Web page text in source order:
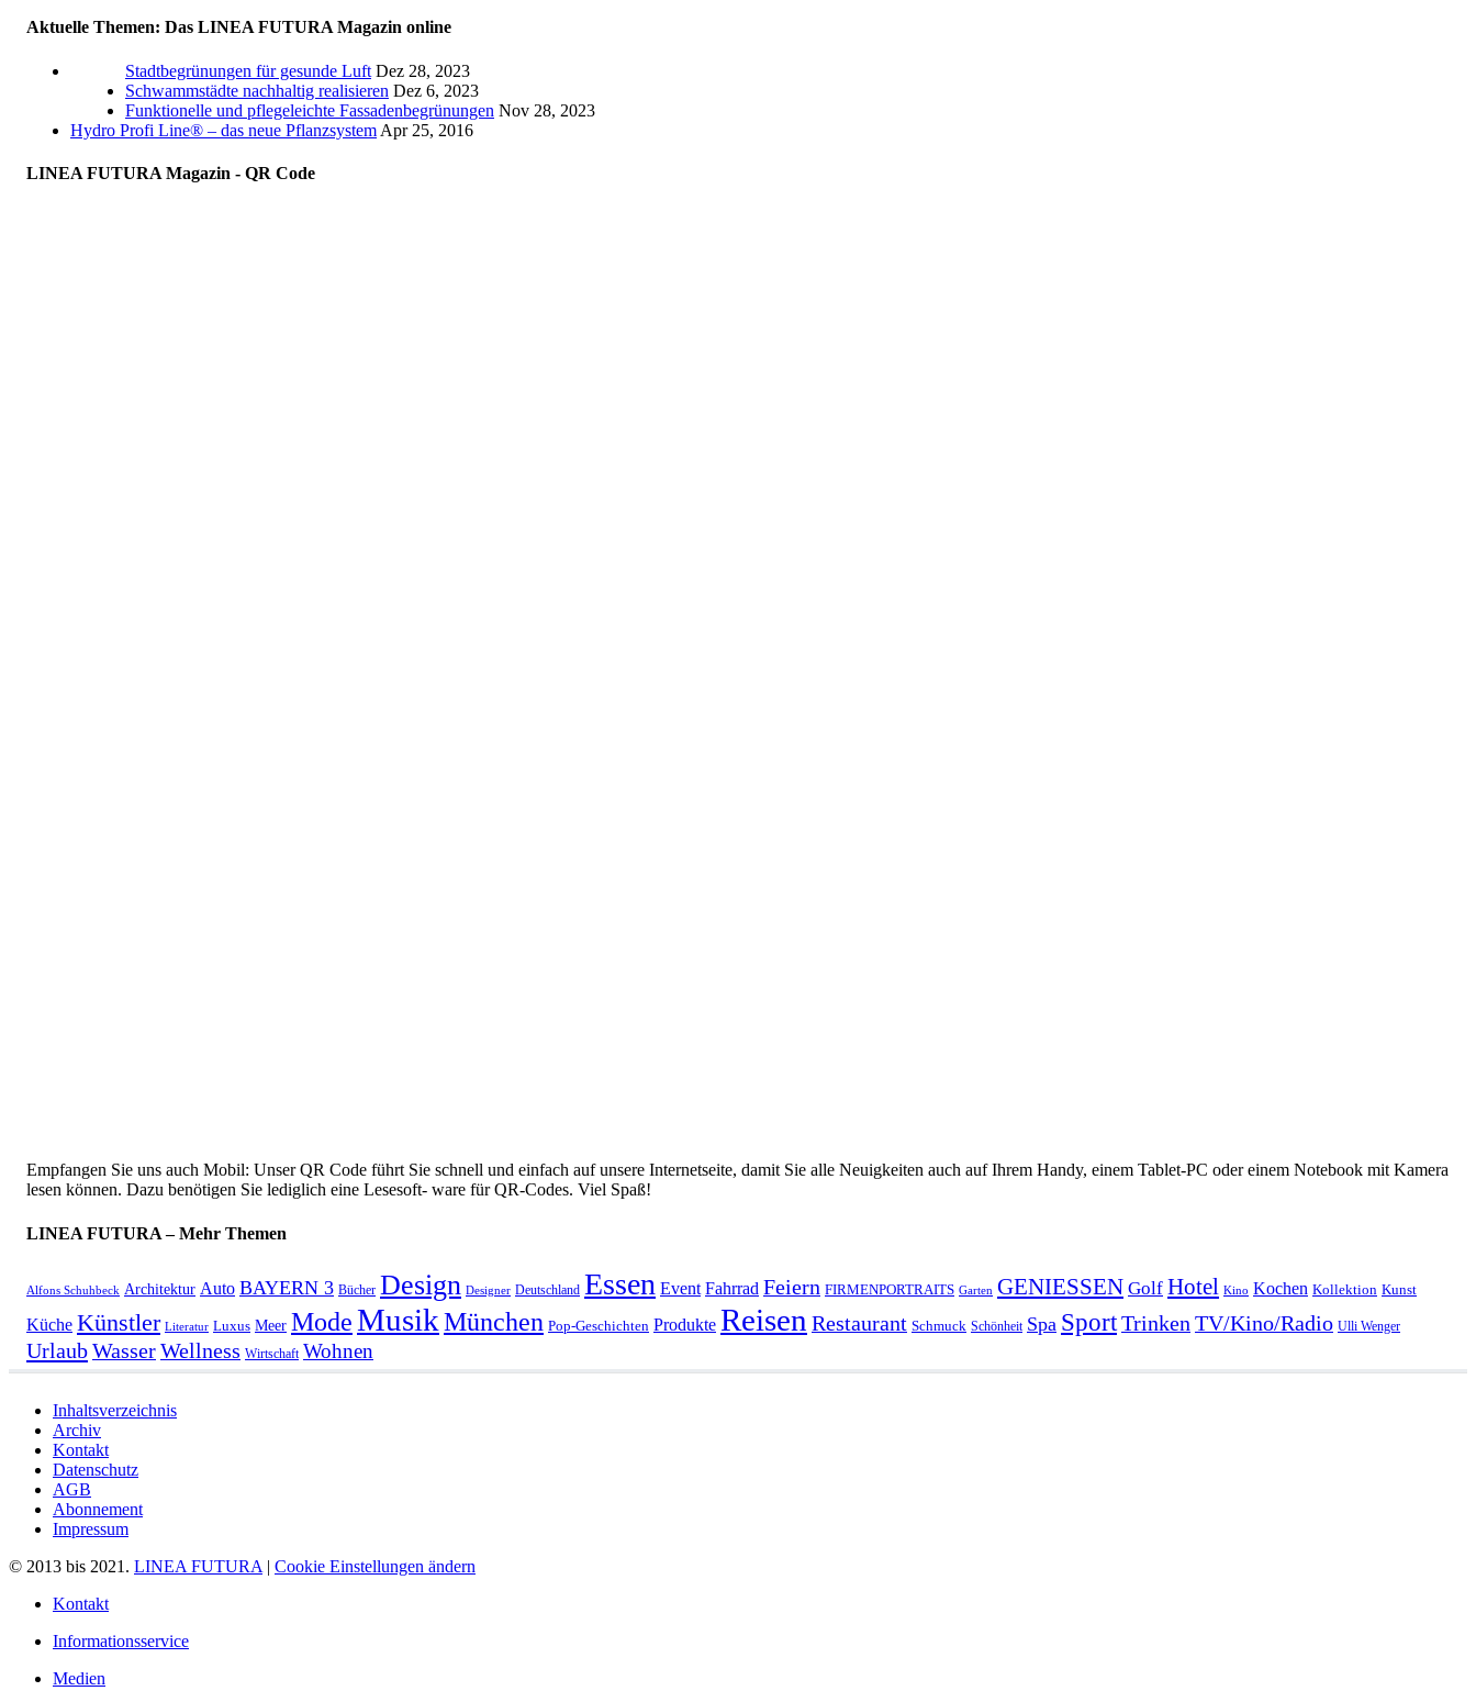
Aktuelle Themen: Das LINEA FUTURA Magazin online
Stadtbegrünungen für gesunde Luft Dez 28, 2023
Schwammstädte nachhaltig realisieren Dez 6, 2023
Funktionelle und pflegeleichte Fassadenbegrünungen Nov 28, 2023
Hydro Profi Line® – das neue Pflanzsystem Apr 25, 2016
LINEA FUTURA Magazin - QR Code
Empfangen Sie uns auch Mobil: Unser QR Code führt Sie schnell und einfach auf unsere Internetseite, damit Sie alle Neuigkeiten auch auf Ihrem Handy, einem Tablet-PC oder einem Notebook mit Kamera
lesen können. Dazu benötigen Sie lediglich eine Lesesoft- ware für QR-Codes. Viel Spaß!
LINEA FUTURA – Mehr Themen
Alfons Schuhbeck Architektur Auto BAYERN 3 Bücher Design Designer Deutschland Essen Event Fahrrad Feiern FIRMENPORTRAITS Garten GENIESSEN Golf Hotel Kino Kochen Kollektion Kunst
Küche Künstler Literatur Luxus Meer ModeMusikMünchen Pop-Geschichten Produkte Reisen Restaurant Schmuck Schönheit Spa SportTrinken TV/Kino/Radio Ulli Wenger
UrlaubWasserWellness Wirtschaft Wohnen
Inhaltsverzeichnis
Archiv
Kontakt
Datenschutz
AGB
Abonnement
Impressum
© 2013 bis 2021. LINEA FUTURA | Cookie Einstellungen ändern
Kontakt
Informationsservice
Medien